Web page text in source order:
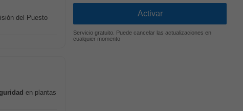
del Puesto
en plantas
Servicio gratuito. Puede cancelar las actualizaciones en
cualquier momento